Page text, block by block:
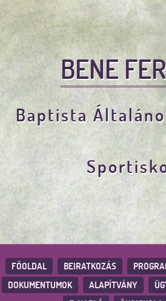
BENE
Baptista
FŐOLDAL BEIRATKOZÁS
DOKUMENTUMOK
ALAPÍTVÁNY